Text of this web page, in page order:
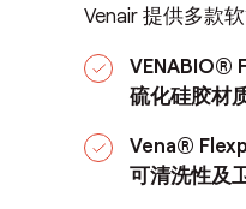
Venair 提供多款
VENABIO®
硫化硅胶材
Vena®
可清洗性及